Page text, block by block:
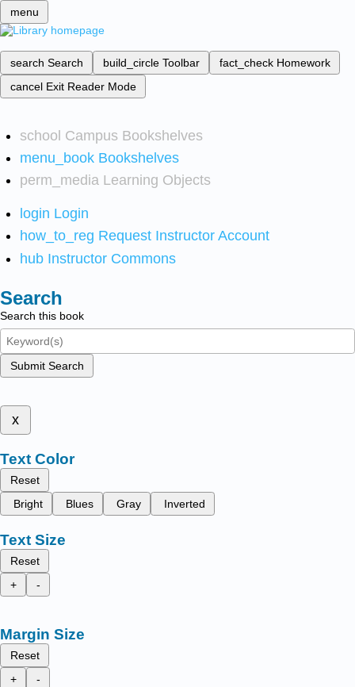
menu
search Search build_circle Toolbar fact_check Homework
cancel Exit Reader Mode
school Campus Bookshelves
menu_book Bookshelves
perm_media Learning Objects
login Login
how_to_reg Request Instructor Account
hub Instructor Commons
Search
Search this book
Submit Search
x
Text Color
Reset
Bright
Blues Gray Inverted
Text Size
Reset
+
-
Margin Size
Reset
+
-